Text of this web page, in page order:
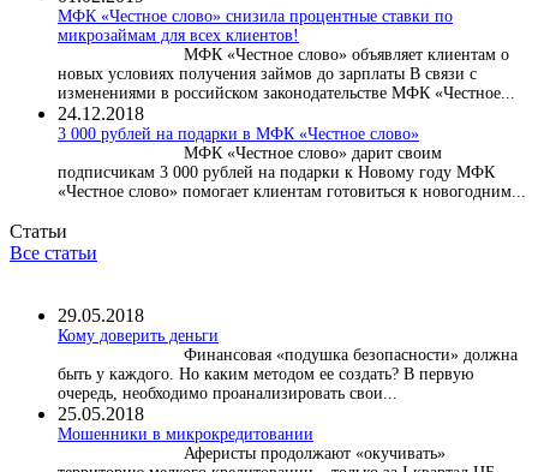
МФК «Честное слово» снизила процентные ставки по
микрозаймам для всех клиентов!
МФК «Честное слово» объявляет клиентам о
новых условиях получения займов до зарплаты В связи с
изменениями в российском законодательстве МФК «Честное...
24.12.2018
3 000 рублей на подарки в МФК «Честное слово»
МФК «Честное слово» дарит своим
подписчикам 3 000 рублей на подарки к Новому году МФК
«Честное слово» помогает клиентам готовиться к новогодним...
Статьи
Все статьи
29.05.2018
Кому доверить деньги
Финансовая «подушка безопасности» должна
быть у каждого. Но каким методом ее создать? В первую
очередь, необходимо проанализировать свои...
25.05.2018
Мошенники в микрокредитовании
Аферисты продолжают «окучивать»